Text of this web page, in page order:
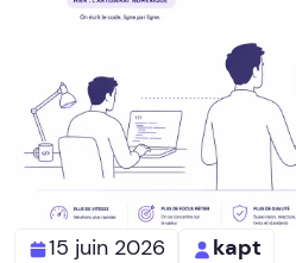
15 juin 2026 kapt